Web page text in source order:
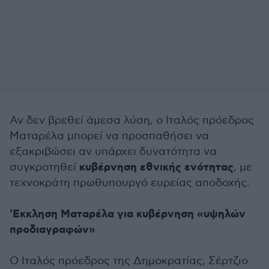
Αν δεν βρεθεί άμεσα λύση, ο Ιταλός πρόεδρος
Ματαρέλα μπορεί να προσπαθήσει να
εξακριβώσει αν υπάρχει δυνατότητα να
συγκροτηθεί κυβέρνηση εθνικής ενότητας, με
τεχνοκράτη πρωθυπουργό ευρείας αποδοχής.
'Εκκληση Ματαρέλα για κυβέρνηση «υψηλών
προδιαγραφών»
Ο Ιταλός πρόεδρος της Δημοκρατίας, Σέρτζιο